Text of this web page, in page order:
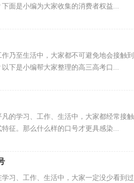
面是小编为大家收集的消费者权益...
乃至生活中，大家都不可避免地会接触
下是小编帮大家整理的高三高考口...
的学习、工作、生活中，大家都经常接
征。那么什么样的口号才更具感染...
习、工作、生活中，大家一定没少看到